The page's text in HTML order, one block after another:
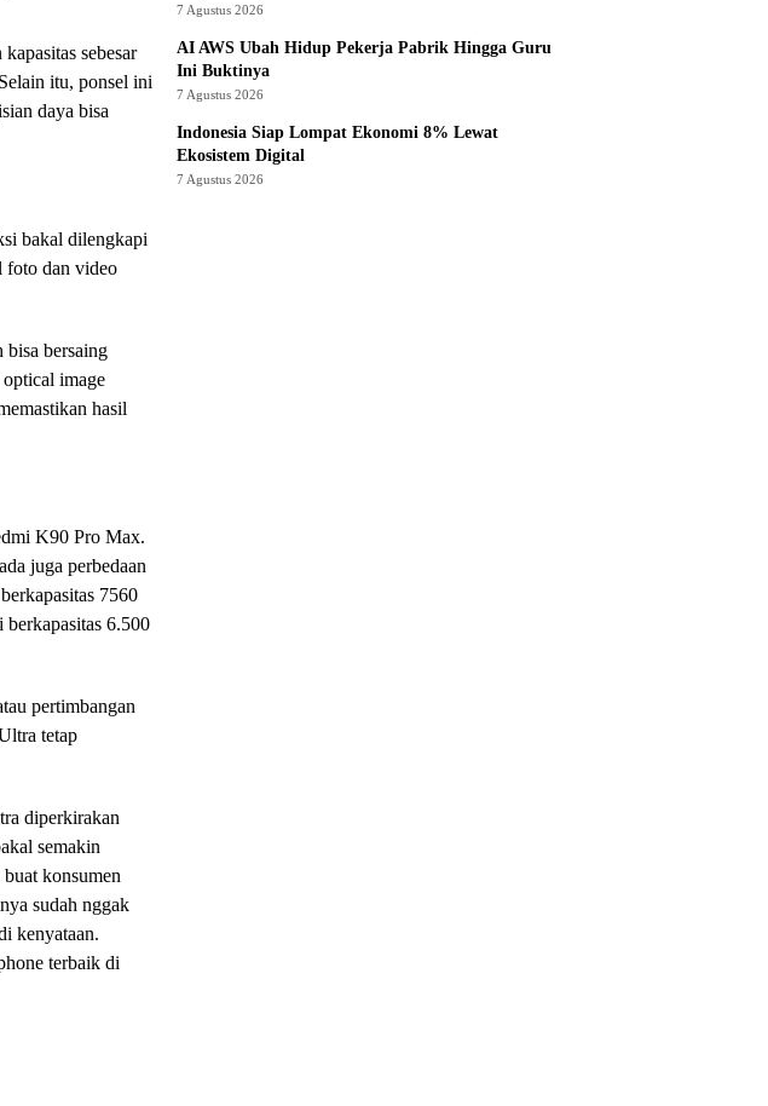
sebesar
itu, ponsel ini
daya bisa
bakal dilengkapi
foto dan video
bersaing
image
hasil
K90 Pro Max.
juga perbedaan
7560
6.500
pertimbangan
tetap
diperkirakan
semakin
konsumen
sudah nggak
kenyataan.
terbaik di
7 Agustus 2026
AI AWS Ubah Hidup Pekerja Pabrik Hingga Guru
Ini Buktinya
7 Agustus 2026
Indonesia Siap Lompat Ekonomi 8% Lewat
Ekosistem Digital
7 Agustus 2026